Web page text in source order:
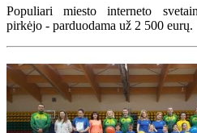
Populiari miesto interneto
pirkėjo - parduodama už 2 500 eurų.